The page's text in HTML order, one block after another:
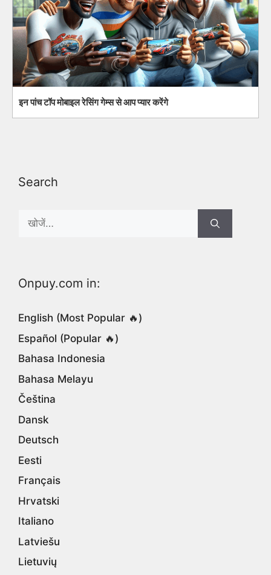
इन पांच टॉप मोबाइल रेसिंग गेम्स से आप प्यार करेंगे
Search
Search
Onpuy.com in:
English (Most Popular 🔥)
Español (Popular 🔥)
Bahasa Indonesia
Bahasa Melayu
Čeština
Dansk
Deutsch
Eesti
Français
Hrvatski
Italiano
Latviešu
Lietuvių